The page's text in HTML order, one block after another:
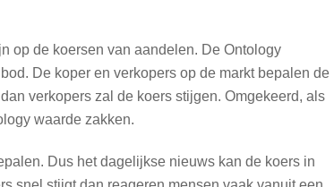
op de koersen van aandelen. De Ontology
De koper en verkopers op de markt bepalen de
verkopers zal de koers stijgen. Omgekeerd, als
waarde zakken.
Dus het dagelijkse nieuws kan de koers in